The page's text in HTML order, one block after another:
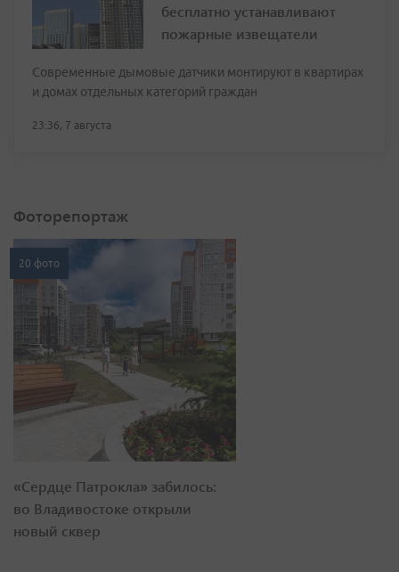
бесплатно устанавливают
пожарные извещатели
Современные дымовые датчики монтируют в квартирах
и домах отдельных категорий граждан
23:36, 7 августа
Фоторепортаж
20 фото
«Сердце Патрокла» забилось:
во Владивостоке открыли
новый сквер